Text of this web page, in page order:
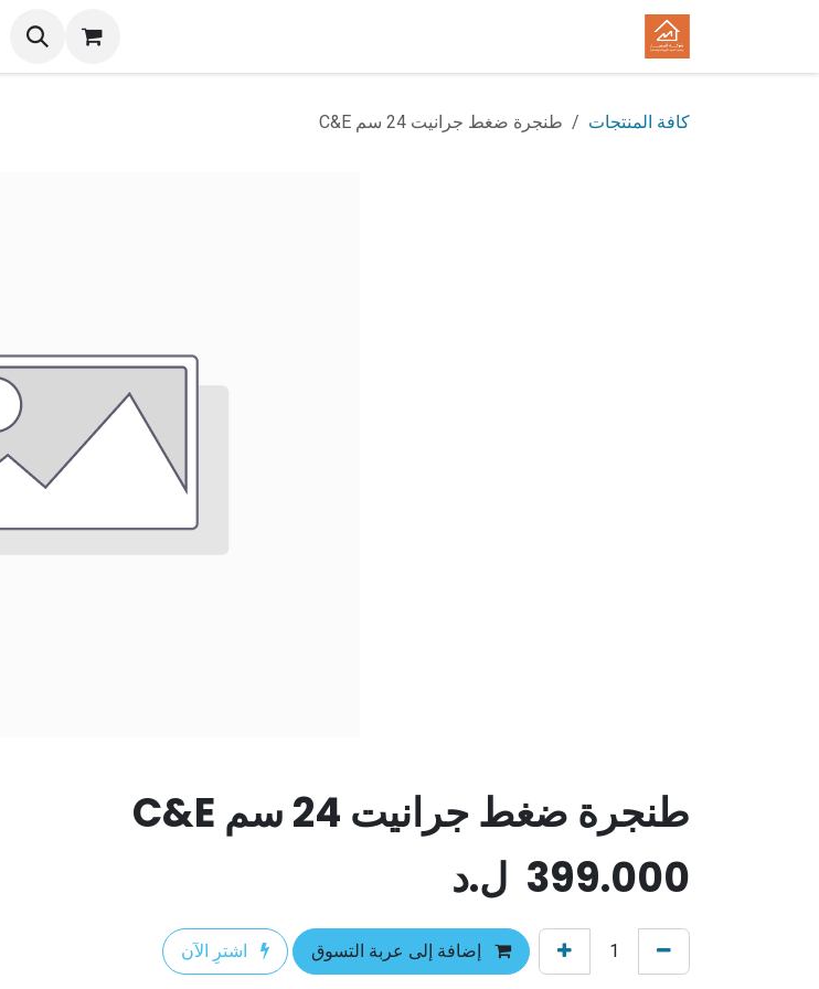
تخطي للذهاب إلى المحتوى
كافة المنتجات طنجرة ضغط جرانيت 24 سم C&E
طنجرة ضغط جرانيت 24 سم C&E
399.000 ل.د
إضافة إلى عربة التسوق اشترِ الآن